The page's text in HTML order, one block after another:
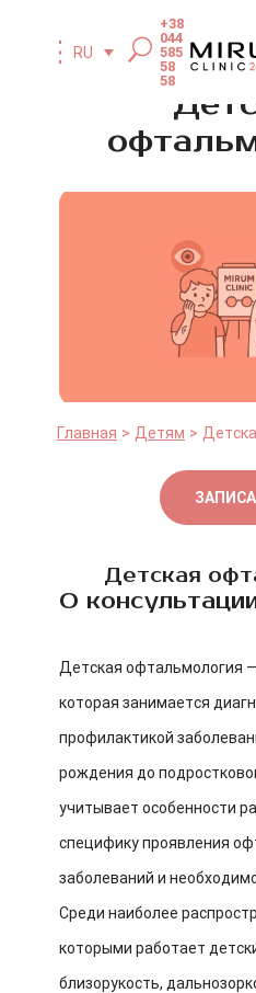
RU
+38
044
585
58
58
Главная Детям
Детская
О
Детская офтальмология
которая занимается
профилактикой
рождения до
учитывает особенности
специфику проявления
заболеваний и
Среди наиболее
которыми работает
близорукость,